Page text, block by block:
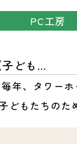
PC工房
ども...
年、タワー
どもたちの